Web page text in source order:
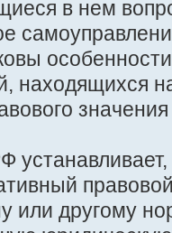
в нем
находящихся
или другому